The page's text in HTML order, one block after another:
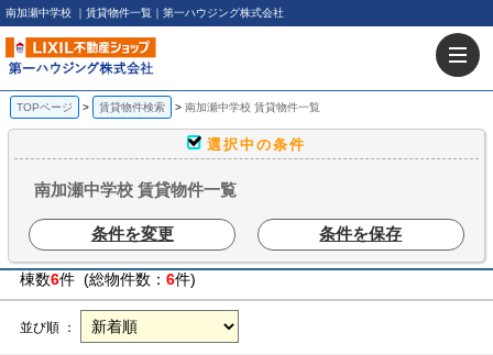
南加瀬中学校 ｜賃貸物件一覧｜第一ハウジング株式会社
TOPページ 賃貸物件検索 南加瀬中学校 賃貸物件一覧
選択中の条件
南加瀬中学校 賃貸物件一覧
条件を変更 条件を保存
棟数6件 (総物件数： 6件)
並び順 ：